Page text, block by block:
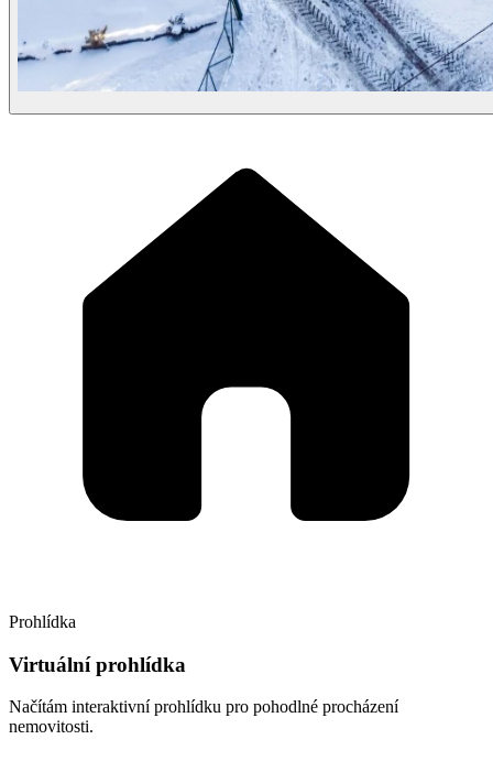
Prohlídka
Virtuální prohlídka
Načítám interaktivní prohlídku pro pohodlné procházení
nemovitosti.